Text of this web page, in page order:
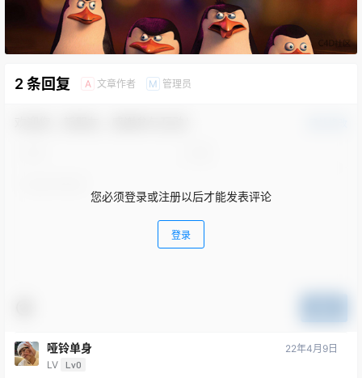
2 条回复 A 文章作者 M 管理员
您必须登录或注册以后才能发表评论
登录
哑铃单身
LV Lv0
22年4月9日